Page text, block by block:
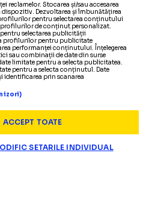
reclamelor. Stocarea și/sau accesarea
Dezvoltarea și îmbunătățirea
pentru selectarea conținutului
profilurilor de conținut personalizat.
selectarea publicității
profilurilor pentru publicitate
performanței conținutului. Înțelegerea
sau combinații de date din surse
limitate pentru a selecta publicitatea.
pentru a selecta conținutul. Date
identificarea prin scanarea
ACCEPT TOATE
SETARILE INDIVIDUAL